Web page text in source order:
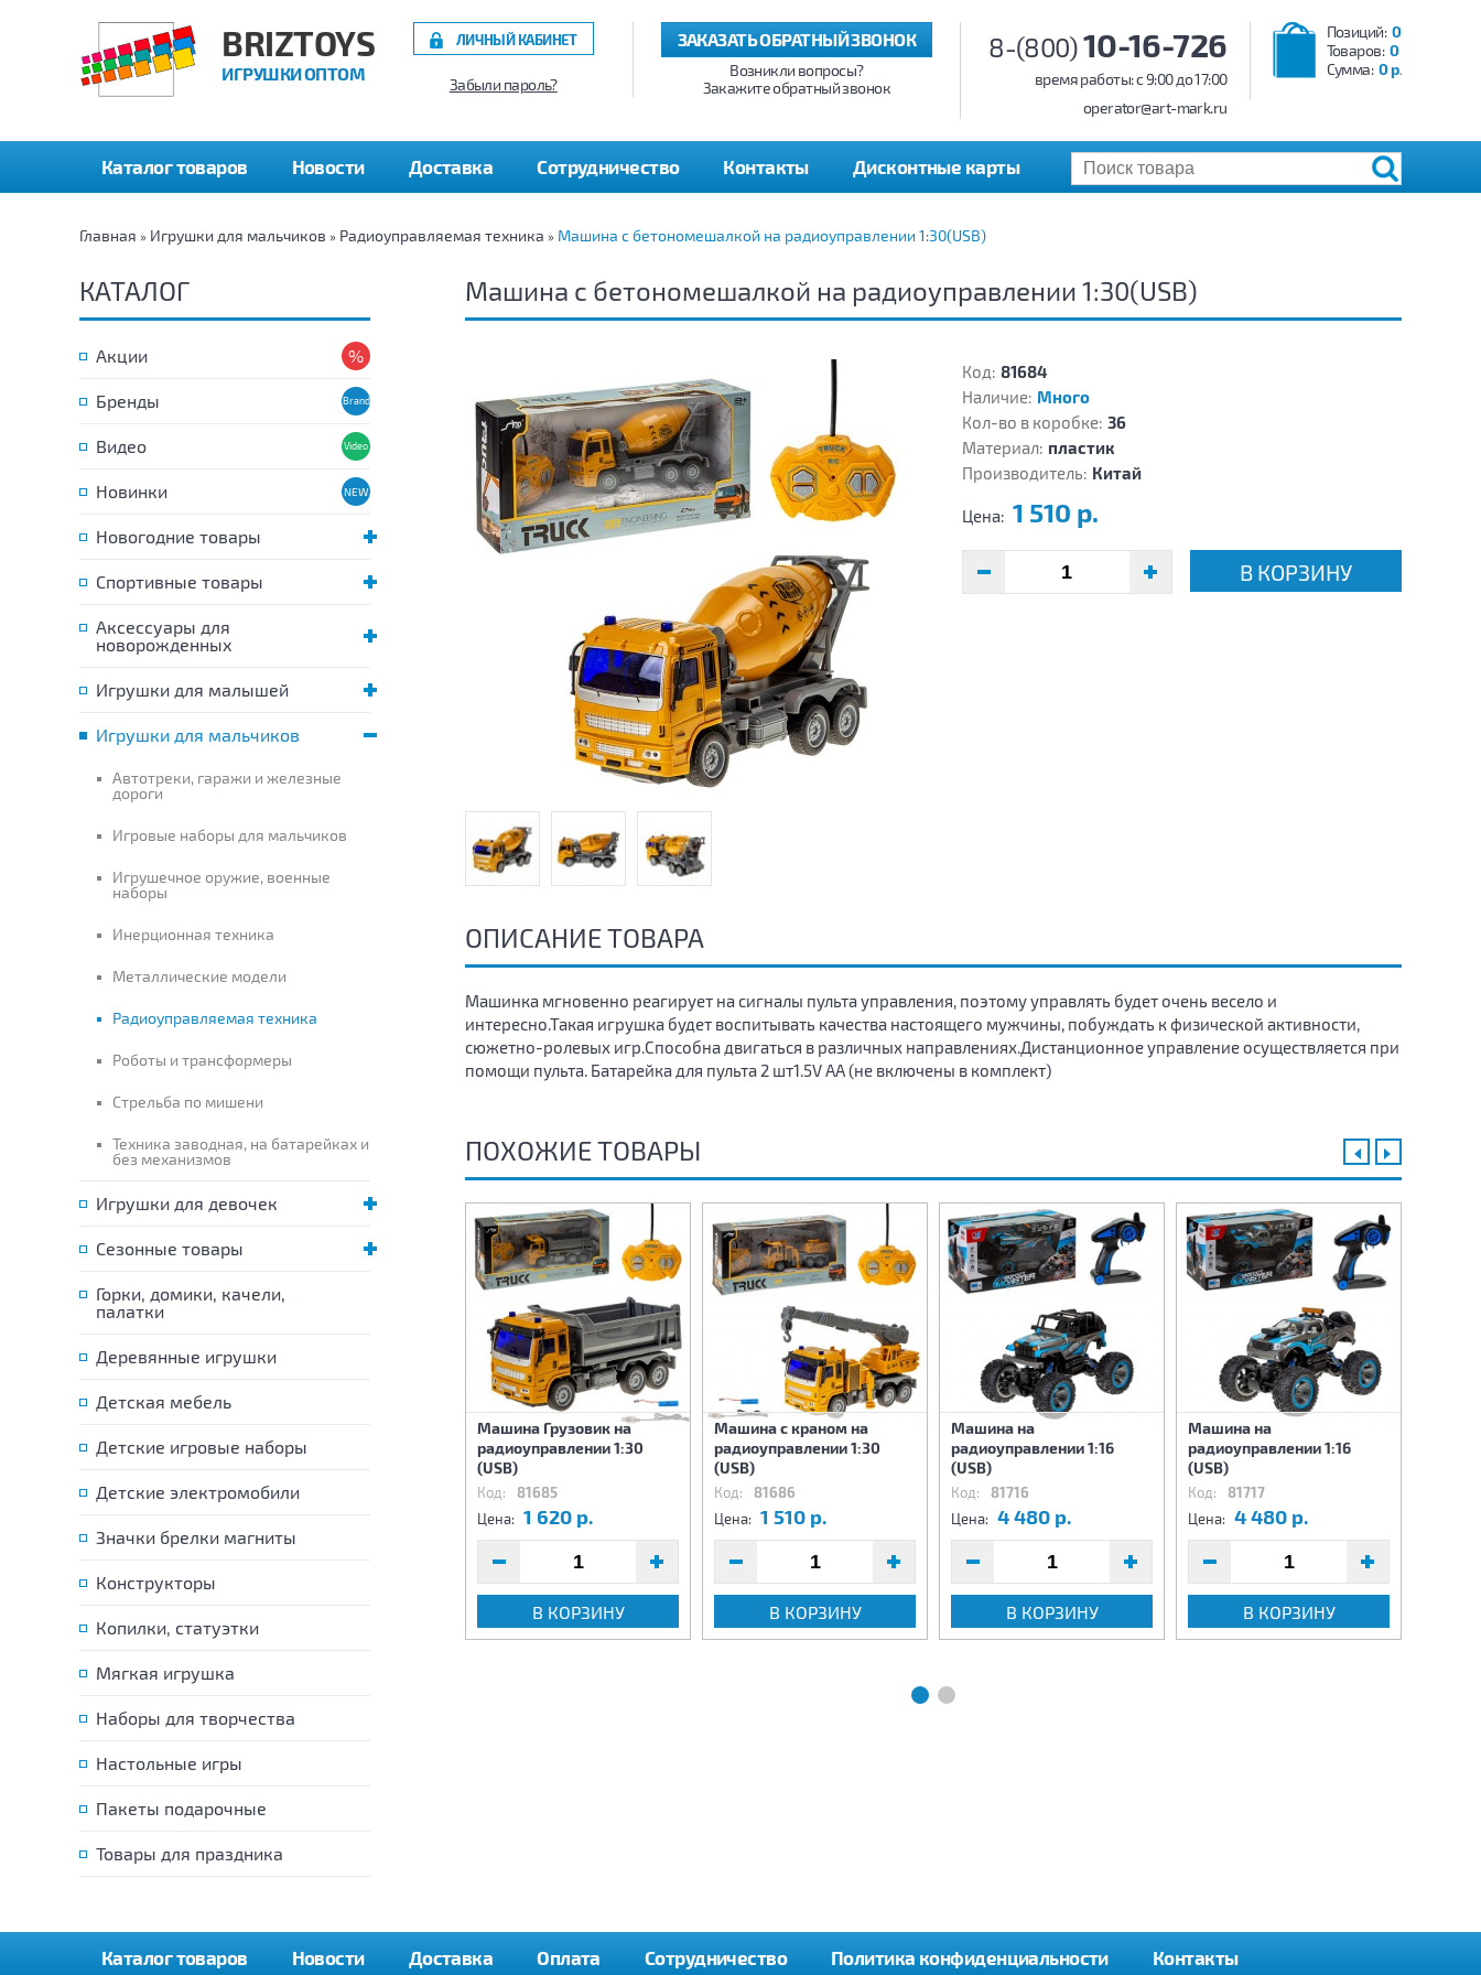
BRIZTOYS
ИГРУШКИ ОПТОМ
Позиций: 0
Товаров: 0
Сумма: 0 р.
8-(800)10-16-726
время работы: c 9:00 до 17:00
operator@art-mark.ru
ЗАКАЗАТЬ ОБРАТНЫЙ ЗВОНОК
Возникли вопросы?
Закажите обратный звонок
ЛИЧНЫЙ КАБИНЕТ
Забыли пароль?
Каталог товаров Новости Доставка Сотрудничество Контакты Дисконтные карты
Главная » Игрушки для мальчиков » Радиоуправляемая техника » Машина с бетономешалкой на радиоуправлении 1:30(USB)
КАТАЛОГ
Акции
Бренды
Видео
Новинки
Новогодние товары
Спортивные товары
Аксессуары для
новорожденных
Игрушки для малышей
Игрушки для мальчиков
Автотреки, гаражи и железные
дороги
Игровые наборы для мальчиков
Игрушечное оружие, военные
наборы
Инерционная техника
Металлические модели
Радиоуправляемая техника
Роботы и трансформеры
Стрельба по мишени
Техника заводная, на батарейках и
без механизмов
Игрушки для девочек
Сезонные товары
Горки, домики, качели,
палатки
Деревянные игрушки
Детская мебель
Детские игровые наборы
Детские электромобили
Значки брелки магниты
Конструкторы
Копилки, статуэтки
Мягкая игрушка
Наборы для творчества
Настольные игры
Пакеты подарочные
Товары для праздника
Машина с бетономешалкой на радиоуправлении 1:30(USB)
Код: 81684
Наличие: Много
Кол-во в коробке: 36
Материал: пластик
Производитель: Китай
Цена: 1 510 р.
В КОРЗИНУ
ОПИСАНИЕ ТОВАРА
Машинка мгновенно реагирует на сигналы пульта управления, поэтому управлять будет очень весело и
интересно.Такая игрушка будет воспитывать качества настоящего мужчины, побуждать к физической активности,
сюжетно-ролевых игр.Способна двигаться в различных направлениях.Дистанционное управление осуществляется при
помощи пульта. Батарейка для пульта 2 шт1.5V AA (не включены в комплект)
ПОХОЖИЕ ТОВАРЫ
радиоуправлении 1:16
81718
радиоуправлении 1:16
Код: 81719
Машина Грузовик на
радиоуправлении 1:30
(USB)
Код: 81685
Цена: 1 620 р.
В КОРЗИНУ
Машина с краном на
радиоуправлении 1:30
(USB)
Код: 81686
Цена: 1 510 р.
В КОРЗИНУ
Машина на
радиоуправлении 1:16
(USB)
Код: 81716
Цена: 4 480 р.
В КОРЗИНУ
Машина на
радиоуправлении 1:16
(USB)
Код: 81717
Цена: 4 480 р.
В КОРЗИНУ
Каталог товаров Новости Доставка Оплата Сотрудничество Политика конфиденциальности Контакты